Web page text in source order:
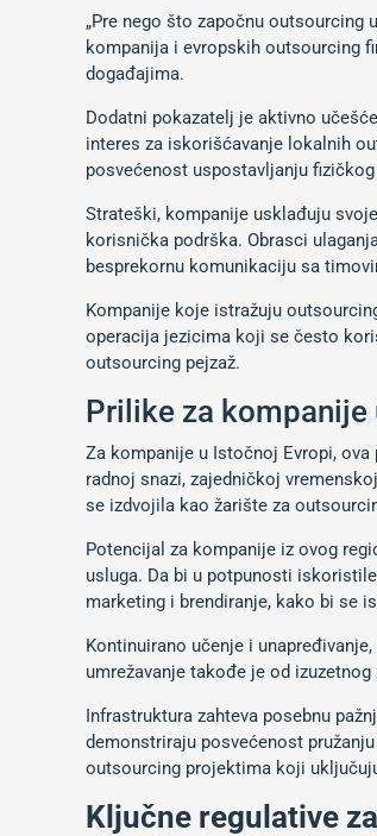
„Pre nego što započnu
kompanija i evropskih outsourcing
događajima.
Dodatni pokazatelj je aktivno
interes za iskorišćavanje lokalnih
posvećenost uspostavljanju
Strateški, kompanije usklađuju
korisnička podrška. Obrasci
besprekornu komunikaciju sa
Kompanije koje istražuju
operacija jezicima koji se često
outsourcing pejzaž.
Prilike za kompanije
Za kompanije u Istočnoj Evropi,
radnoj snazi, zajedničkoj
se izdvojila kao žarište za
Potencijal za kompanije iz ovog
usluga. Da bi u potpunosti
marketing i brendiranje, kako bi se
Kontinuirano učenje i
umrežavanje takođe je od
Infrastruktura zahteva posebnu
demonstriraju posvećenost
outsourcing projektima koji
Ključne regulative